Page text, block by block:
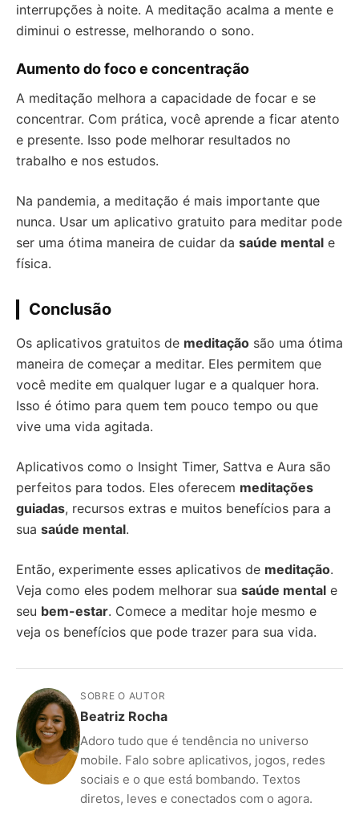
interrupções à noite. A meditação acalma a mente e
diminui o estresse, melhorando o sono.
Aumento do foco e concentração
A meditação melhora a capacidade de focar e se
concentrar. Com prática, você aprende a ficar atento
e presente. Isso pode melhorar resultados no
trabalho e nos estudos.
Na pandemia, a meditação é mais importante que
nunca. Usar um aplicativo gratuito para meditar pode
ser uma ótima maneira de cuidar da saúde mental e
física.
Conclusão
Os aplicativos gratuitos de meditação são uma ótima
maneira de começar a meditar. Eles permitem que
você medite em qualquer lugar e a qualquer hora.
Isso é ótimo para quem tem pouco tempo ou que
vive uma vida agitada.
Aplicativos como o Insight Timer, Sattva e Aura são
perfeitos para todos. Eles oferecem meditações
guiadas, recursos extras e muitos benefícios para a
sua saúde mental.
Então, experimente esses aplicativos de meditação.
Veja como eles podem melhorar sua saúde mental e
seu bem-estar. Comece a meditar hoje mesmo e
veja os benefícios que pode trazer para sua vida.
SOBRE O AUTOR
Beatriz Rocha
Adoro tudo que é tendência no universo
mobile. Falo sobre aplicativos, jogos, redes
sociais e o que está bombando. Textos
diretos, leves e conectados com o agora.